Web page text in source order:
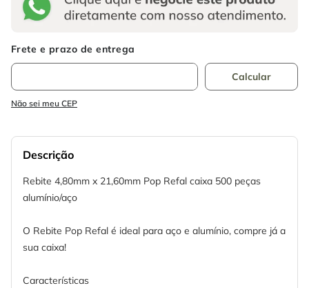
Não sei meu CEP
Descrição
Rebite 4,80mm x 21,60mm Pop Refal caixa 500 peças
alumínio/aço
O Rebite Pop Refal é ideal para aço e alumínio, compre já a
sua caixa!
Características